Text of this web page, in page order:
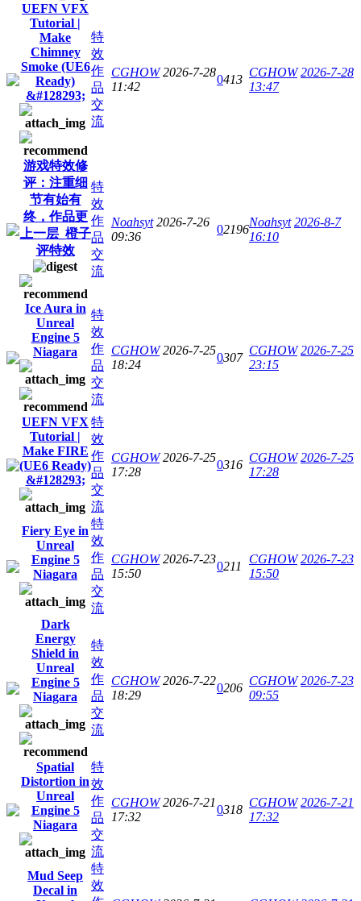
UEFN VFX
Tutorial |
Make
Chimney
Smoke (UE6
Ready)
&#128293;
特
效
作
品
交
流
CGHOW 2026-7-28
11:42
0413
CGHOW 2026-7-28
13:47
游戏特效修
评：注重细
节有始有
终，作品更
上一层_橙子
评特效
特
效
作
品
交
流
Noahsyt 2026-7-26
09:36
02196
Noahsyt 2026-8-7
16:10
Ice Aura in
Unreal
Engine 5
Niagara
特
效
作
品
交
流
CGHOW 2026-7-25
18:24
0307
CGHOW 2026-7-25
23:15
UEFN VFX
Tutorial |
Make FIRE
(UE6 Ready)
&#128293;
特
效
作
品
交
流
CGHOW 2026-7-25
17:28
0316
CGHOW 2026-7-25
17:28
Fiery Eye in
Unreal
Engine 5
Niagara
特
效
作
品
交
流
CGHOW 2026-7-23
15:50
0211
CGHOW 2026-7-23
15:50
Dark
Energy
Shield in
Unreal
Engine 5
Niagara
特
效
作
品
交
流
CGHOW 2026-7-22
18:29
0206
CGHOW 2026-7-23
09:55
Spatial
Distortion in
Unreal
Engine 5
Niagara
特
效
作
品
交
流
CGHOW 2026-7-21
17:32
0318
CGHOW 2026-7-21
17:32
Mud Seep
Decal in
特
效